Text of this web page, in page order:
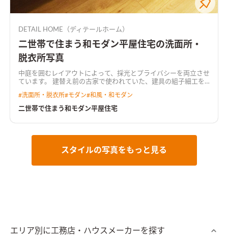
DETAIL HOME（ディテールホーム）
二世帯で住まう和モダン平屋住宅の洗面所・
脱衣所写真
中庭を囲むレイアウトによって、採光とプライバシーを両立させ
ています。 建替え前の古家で使われていた、建具の組子細工を
#洗面所・脱衣所#モダン#和風・和モダン
二世帯で住まう和モダン平屋住宅
スタイルの写真をもっと見る
エリア別に工務店・ハウスメーカーを探す